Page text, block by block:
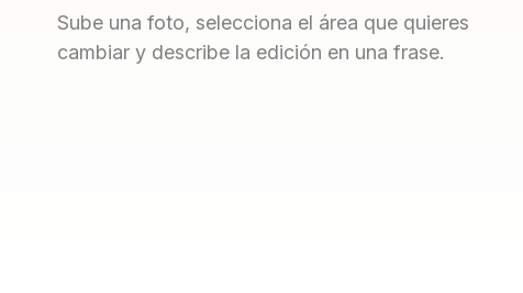
Sube una foto, selecciona el área que quieres
cambiar y describe la edición en una frase.